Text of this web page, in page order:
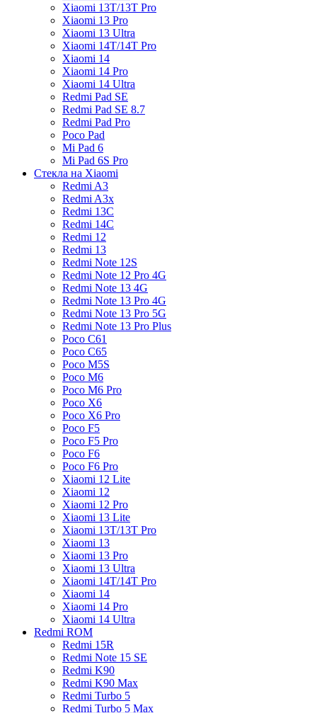
Xiaomi 13T/13T Pro
Xiaomi 13 Pro
Xiaomi 13 Ultra
Xiaomi 14T/14T Pro
Xiaomi 14
Xiaomi 14 Pro
Xiaomi 14 Ultra
Redmi Pad SE
Redmi Pad SE 8.7
Redmi Pad Pro
Poco Pad
Mi Pad 6
Mi Pad 6S Pro
Стекла на Xiaomi
Redmi A3
Redmi A3x
Redmi 13C
Redmi 14C
Redmi 12
Redmi 13
Redmi Note 12S
Redmi Note 12 Pro 4G
Redmi Note 13 4G
Redmi Note 13 Pro 4G
Redmi Note 13 Pro 5G
Redmi Note 13 Pro Plus
Poco C61
Poco C65
Poco M5S
Poco M6
Poco M6 Pro
Poco X6
Poco X6 Pro
Poco F5
Poco F5 Pro
Poco F6
Poco F6 Pro
Xiaomi 12 Lite
Xiaomi 12
Xiaomi 12 Pro
Xiaomi 13 Lite
Xiaomi 13T/13T Pro
Xiaomi 13
Xiaomi 13 Pro
Xiaomi 13 Ultra
Xiaomi 14T/14T Pro
Xiaomi 14
Xiaomi 14 Pro
Xiaomi 14 Ultra
Redmi ROM
Redmi 15R
Redmi Note 15 SE
Redmi K90
Redmi K90 Max
Redmi Turbo 5
Redmi Turbo 5 Max